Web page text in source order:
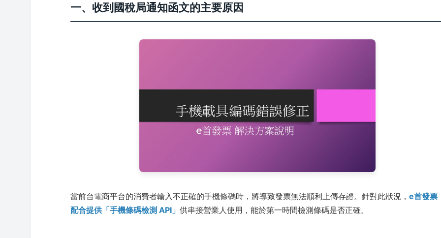
一、收到國稅局通知函文的主要原因
當前台電商平台的消費者輸入不正確的手機條碼時，將導致發票無法順利上傳存證。針對此狀況，e首發票
配合提供「手機條碼檢測 API」供串接營業人使用，能於第一時間檢測條碼是否正確。